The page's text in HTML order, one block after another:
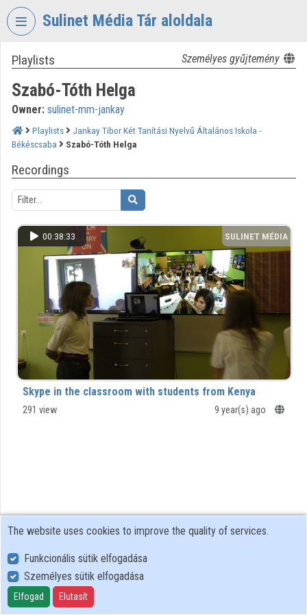
Skip header
Sulinet Média Tár aloldala
VIDEO
SULINET
MÉDIA
TÁR
Log In
Categories
Organization playlists
Organizations
Contributors
Playlists Személyes gyűjtemény
Szabó-Tóth Helga
Owner: sulinet-mm-jankay
Playlists
Jankay Tibor Két Tanítási Nyelvű Általános Iskola -
Békéscsaba
Szabó-Tóth Helga
Recordings
00:38:33
SULINET MÉDIA
TÁR
Skype in the classroom with students from Kenya
291 view 9 year(s) ago
User Policy
Adatkezelési tájékoztató (en)
Cookie Policy
The website uses cookies to improve the quality of services.
Funkcionális sütik elfogadása
Személyes sütik elfogadása
Elfogad Elutasít